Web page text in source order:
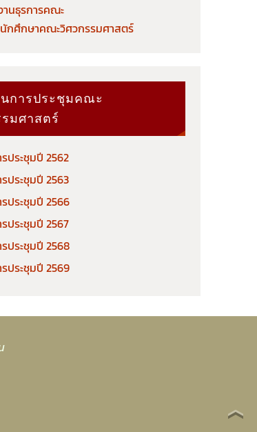
นธุรการคณะ
กศึกษาคณะวิศวกรรมศาสตร์
การประชุมคณะ
มศาสตร์
ประชุมปี 2562
ประชุมปี 2563
ประชุมปี 2566
ประชุมปี 2567
ประชุมปี 2568
ประชุมปี 2569